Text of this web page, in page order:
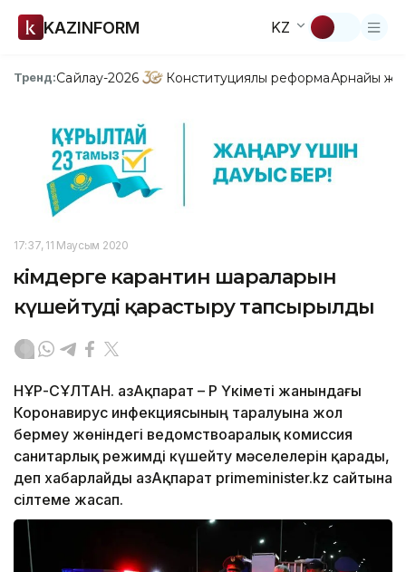
KAZINFORM KZ
Тренд:Сайлау-2026 Конституциялық реформаАрнайы
17:37, 11 Маусым 2020
Әкімдерге карантин шараларын
күшейтуді қарастыру тапсырылды
НҰР-СҰЛТАН. ҚазАқпарат – ҚР Үкіметі жанындағы
Коронавирус инфекциясының таралуына жол
бермеу жөніндегі ведомствоаралық комиссия
санитарлық режимді күшейту мәселелерін қарады,
деп хабарлайды ҚазАқпарат primeminister.kz сайтына
сілтеме жасап.